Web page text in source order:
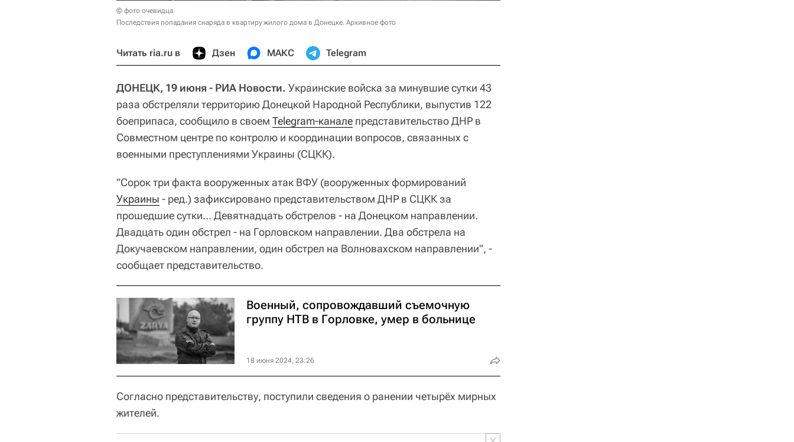
© фото очевидца
Последствия попадания снаряда в квартиру жилого дома в Донецке. Архивное фото
Читать ria.ru в Дзен МАКС Telegram
ДОНЕЦК, 19 июня - РИА Новости. Украинские войска за минувшие сутки 43
раза обстреляли территорию Донецкой Народной Республики, выпустив 122
боеприпаса, сообщило в своем Telegram-канале представительство ДНР в
Совместном центре по контролю и координации вопросов, связанных с
военными преступлениями Украины (СЦКК).
"Сорок три факта вооруженных атак ВФУ (вооруженных формирований
Украины - ред.) зафиксировано представительством ДНР в СЦКК за
прошедшие сутки... Девятнадцать обстрелов - на Донецком направлении.
Двадцать один обстрел - на Горловском направлении. Два обстрела на
Докучаевском направлении, один обстрел на Волновахском направлении", -
сообщает представительство.
Военный, сопровождавший съемочную
группу НТВ в Горловке, умер в больнице
18 июня 2024, 23:26
Согласно представительству, поступили сведения о ранении четырёх мирных
жителей.